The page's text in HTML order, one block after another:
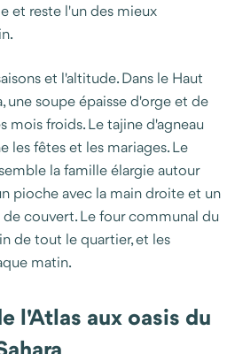
et reste l'un des mieux
et l'altitude. Dans le Haut
une soupe épaisse d'orge et de
mois froids. Le tajine d'agneau
les fêtes et les mariages. Le
la famille élargie autour
pioche avec la main droite et un
couvert. Le four communal du
de tout le quartier, et les
matin.
l'Atlas aux oasis du